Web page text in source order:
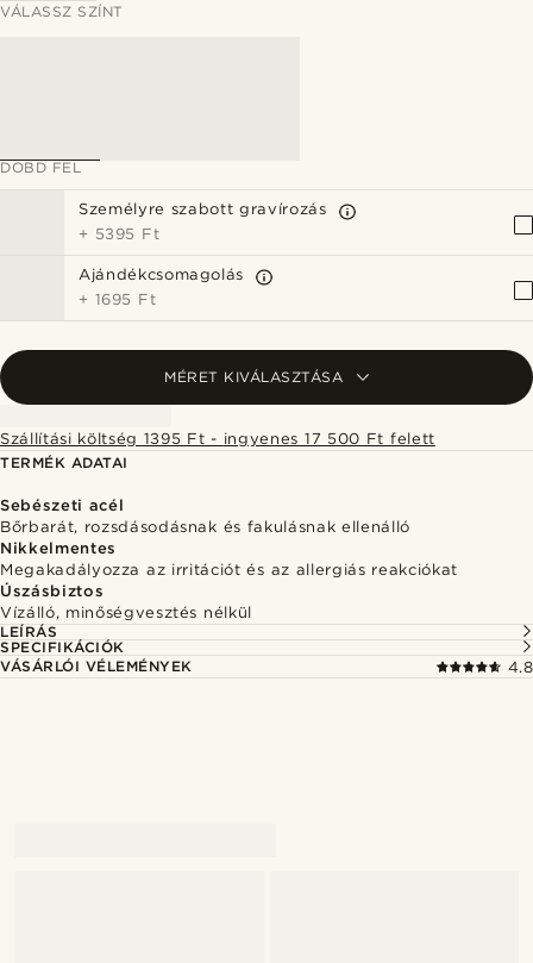
VÁLASSZ SZÍNT
DOBD FEL
Személyre szabott gravírozás
+ 5395 Ft
Ajándékcsomagolás
+ 1695 Ft
MÉRET KIVÁLASZTÁSA
Szállítási költség 1395 Ft - ingyenes 17 500 Ft felett
TERMÉK ADATAI
Sebészeti acél
Bőrbarát, rozsdásodásnak és fakulásnak ellenálló
Nikkelmentes
Megakadályozza az irritációt és az allergiás reakciókat
Úszásbiztos
Vízálló, minőségvesztés nélkül
LEÍRÁS
SPECIFIKÁCIÓK
VÁSÁRLÓI VÉLEMÉNYEK
4.8